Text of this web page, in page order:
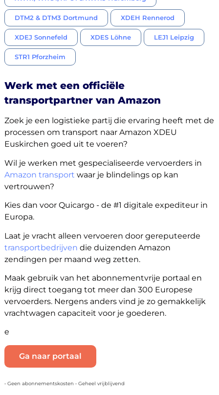
DTM2 & DTM3 Dortmund XDEH Rennerod
XDEJ Sonnefeld XDES Löhne LEJ1 Leipzig
STR1 Pforzheim
Werk met een officiële
transportpartner van Amazon
Zoek je een logistieke partij die ervaring heeft met de
processen om transport naar Amazon XDEU
Euskirchen goed uit te voeren?
Wil je werken met gespecialiseerde vervoerders in
Amazon transport waar je blindelings op kan
vertrouwen?
Kies dan voor Quicargo - de #1 digitale expediteur in
Europa.
Laat je vracht alleen vervoeren door gereputeerde
transportbedrijven die duizenden Amazon
zendingen per maand weg zetten.
Maak gebruik van het abonnementvrije portaal en
krijg direct toegang tot meer dan 300 Europese
vervoerders. Nergens anders vind je zo gemakkelijk
vrachtwagen capaciteit voor je goederen.
e
Ga naar portaal
• Geen abonnementskosten • Geheel vrijblijvend